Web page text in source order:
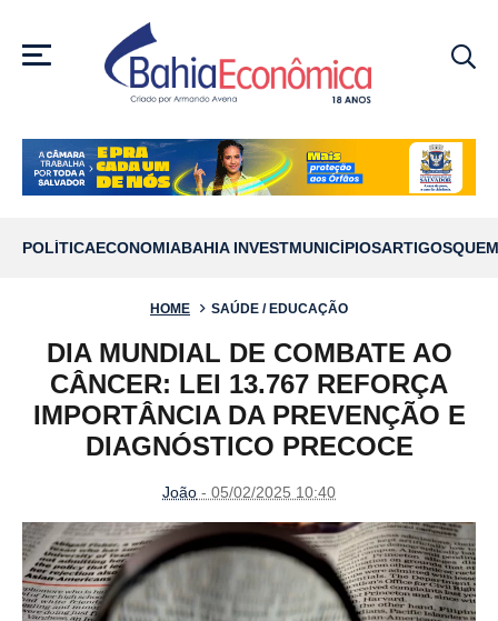
MENU
POLÍTICAECONOMIABAHIA INVESTMUNICÍPIOSARTIGOS
HOME SAÚDE / EDUCAÇÃO
DIA MUNDIAL DE COMBATE AO
CÂNCER: LEI 13.767 REFORÇA
IMPORTÂNCIA DA PREVENÇÃO E
DIAGNÓSTICO PRECOCE
João - 05/02/2025 10:40